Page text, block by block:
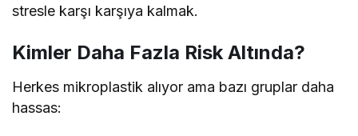
stresle karşı karşıya kalmak.
Kimler Daha Fazla Risk Altında?
Herkes mikroplastik alıyor ama bazı gruplar daha
hassas: